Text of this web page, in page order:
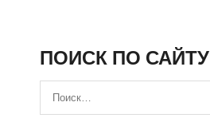
ПОИСК ПО САЙТУ